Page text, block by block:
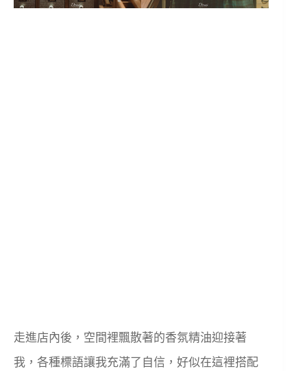
走進店內後，空間裡飄散著的香氛精油迎接著
我，各種標語讓我充滿了自信，好似在這裡搭配